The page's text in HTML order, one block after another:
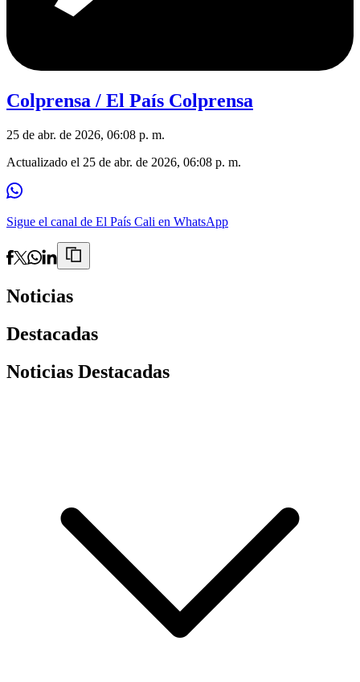
Colprensa / El País Colprensa
25 de abr. de 2026, 06:08 p. m.
Actualizado el 25 de abr. de 2026, 06:08 p. m.
Sigue el canal de El País Cali en WhatsApp
Noticias
Destacadas
Noticias Destacadas